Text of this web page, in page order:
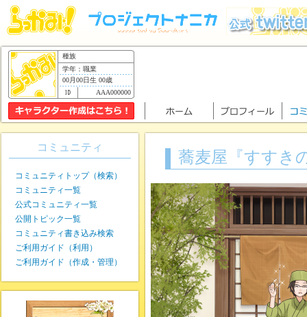
種族
学年：職業
00月00日生 00歳
AAA000000
蕎麦屋『すすき
コミュニティ
コミュニティトップ（検索）
コミュニティ一覧
公式コミュニティ一覧
公開トピック一覧
コミュニティ書き込み検索
ご利用ガイド（利用）
ご利用ガイド（作成・管理）